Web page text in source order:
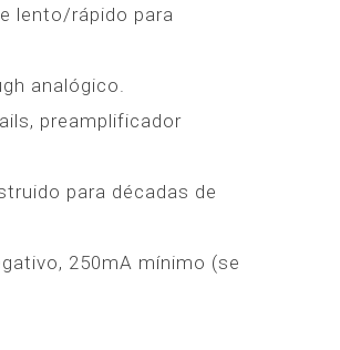
lento/rápido para
analógico.
preamplificador
para décadas de
250mA mínimo (se